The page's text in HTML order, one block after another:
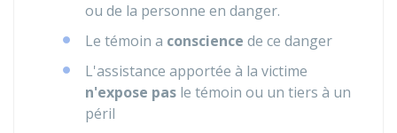
ou de la personne en danger.
Le témoin a conscience de ce danger
L'assistance apportée à la victime
n'expose pas le témoin ou un tiers à un
péril